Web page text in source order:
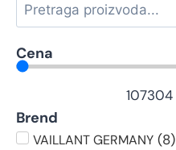
Cena
107304
Brend
VAILLANT GERMANY (8)